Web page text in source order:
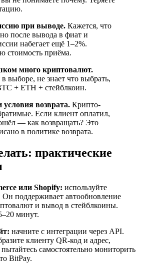
при выводе. Кажется, что
после вывода в фиат и
набегает ещё 1–2%.
стоимость приёма.
много криптовалют.
выборе, не знает что выбрать,
+ ETH + стейблкоин.
условия возврата. Крипто-
Если клиент оплатил,
— как возвращать? Это
в политике возврата.
практические
или Shopify: используйте
поддерживает автообновление
и вывод в стейблкоины.
минут.
начните с интеграции через API.
клиенту QR-код и адрес,
самостоятельно мониторить
BitPay.